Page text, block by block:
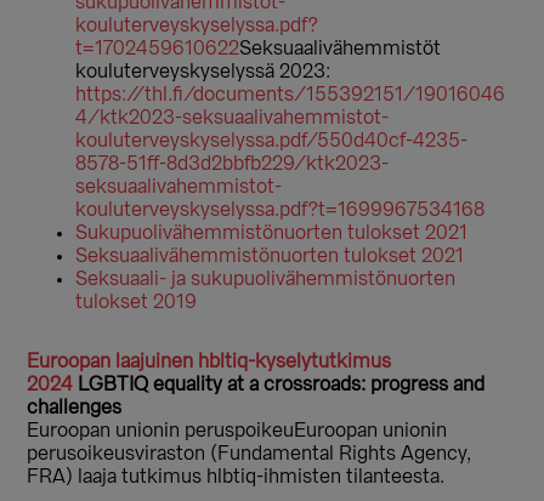
kouluterveyskyselyssa.pdf?
t=1702459610622Seksuaalivähemmistöt
kouluterveyskyselyssä 2023:
https://thl.fi/documents/155392151/19016046
4/ktk2023-seksuaalivahemmistot-
kouluterveyskyselyssa.pdf/550d40cf-4235-
8578-51ff-8d3d2bbfb229/ktk2023-
seksuaalivahemmistot-
kouluterveyskyselyssa.pdf?t=1699967534168
Sukupuolivähemmistönuorten tulokset 2021
Seksuaalivähemmistönuorten tulokset 2021
Seksuaali- ja sukupuolivähemmistönuorten
tulokset 2019
Euroopan laajuinen hbltiq-kyselytutkimus
2024 LGBTIQ equality at a crossroads: progress and
challenges
Euroopan unionin peruspoikeuEuroopan unionin
perusoikeusviraston (Fundamental Rights Agency,
FRA) laaja tutkimus hlbtiq-ihmisten tilanteesta.